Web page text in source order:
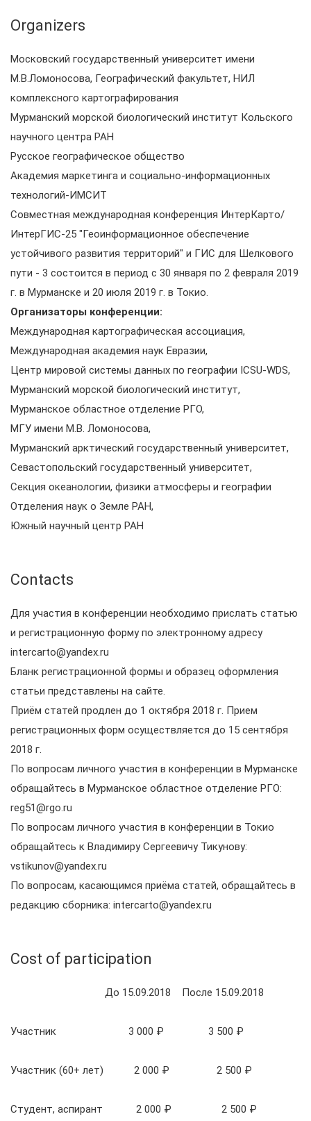
Organizers
Московский государственный университет имени
М.В.Ломоносова, Географический факультет, НИЛ
комплексного картографирования
Мурманский морской биологический институт Кольского
научного центра РАН
Русское географическое общество
Академия маркетинга и социально-информационных
технологий-ИМСИТ
Совместная международная конференция ИнтерКарто/
ИнтерГИС-25 "Геоинформационное обеспечение
устойчивого развития территорий" и ГИС для Шелкового
пути - 3 состоится в период с 30 января по 2 февраля 2019
г. в Мурманске и 20 июля 2019 г. в Токио.
Организаторы конференции:
Международная картографическая ассоциация,
Международная академия наук Евразии,
Центр мировой системы данных по географии ICSU-WDS,
Мурманский морской биологический институт,
Мурманское областное отделение РГО,
МГУ имени М.В. Ломоносова,
Мурманский арктический государственный университет,
Севастопольский государственный университет,
Секция океанологии, физики атмосферы и географии
Отделения наук о Земле РАН,
Южный научный центр РАН
Contacts
Для участия в конференции необходимо прислать статью
и регистрационную форму по электронному адресу
intercarto@yandex.ru
Бланк регистрационной формы и образец оформления
статьи представлены на сайте.
Приём статей продлен до 1 октября 2018 г. Прием
регистрационных форм осуществляется до 15 сентября
2018 г.
По вопросам личного участия в конференции в Мурманске
обращайтесь в Мурманское областное отделение РГО:
reg51@rgo.ru
По вопросам личного участия в конференции в Токио
обращайтесь к Владимиру Сергеевичу Тикунову:
vstikunov@yandex.ru
По вопросам, касающимся приёма статей, обращайтесь в
редакцию сборника: intercarto@yandex.ru
Cost of participation
До 15.09.2018 После 15.09.2018
Участник 3 000 ₽ 3 500 ₽
Участник (60+ лет) 2 000 ₽ 2 500 ₽
Студент, аспирант 2 000 ₽ 2 500 ₽